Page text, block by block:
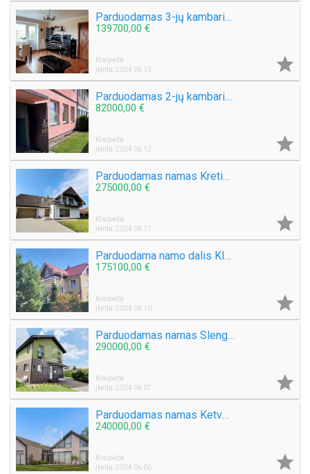
Parduodamas 3-jų kambarių butas J. Janonio g.
139700,00 €
Klaipėda
Įkelta: 2024 06 13

Parduodamas 2-jų kambarių butas Tulpių g.
82000,00 €
Klaipėda
Įkelta: 2024 06 12

Parduodamas namas Kretingos mieste
275000,00 €
Klaipėda
Įkelta: 2024 06 11

Parduodama namo dalis Klaipėdos mieste
175100,00 €
Klaipėda
Įkelta: 2024 06 10

Parduodamas namas Slengiuose
290000,00 €
Klaipėda
Įkelta: 2024 06 07

Parduodamas namas Ketvergiuose
240000,00 €
Klaipėda
Įkelta: 2024 06 06
